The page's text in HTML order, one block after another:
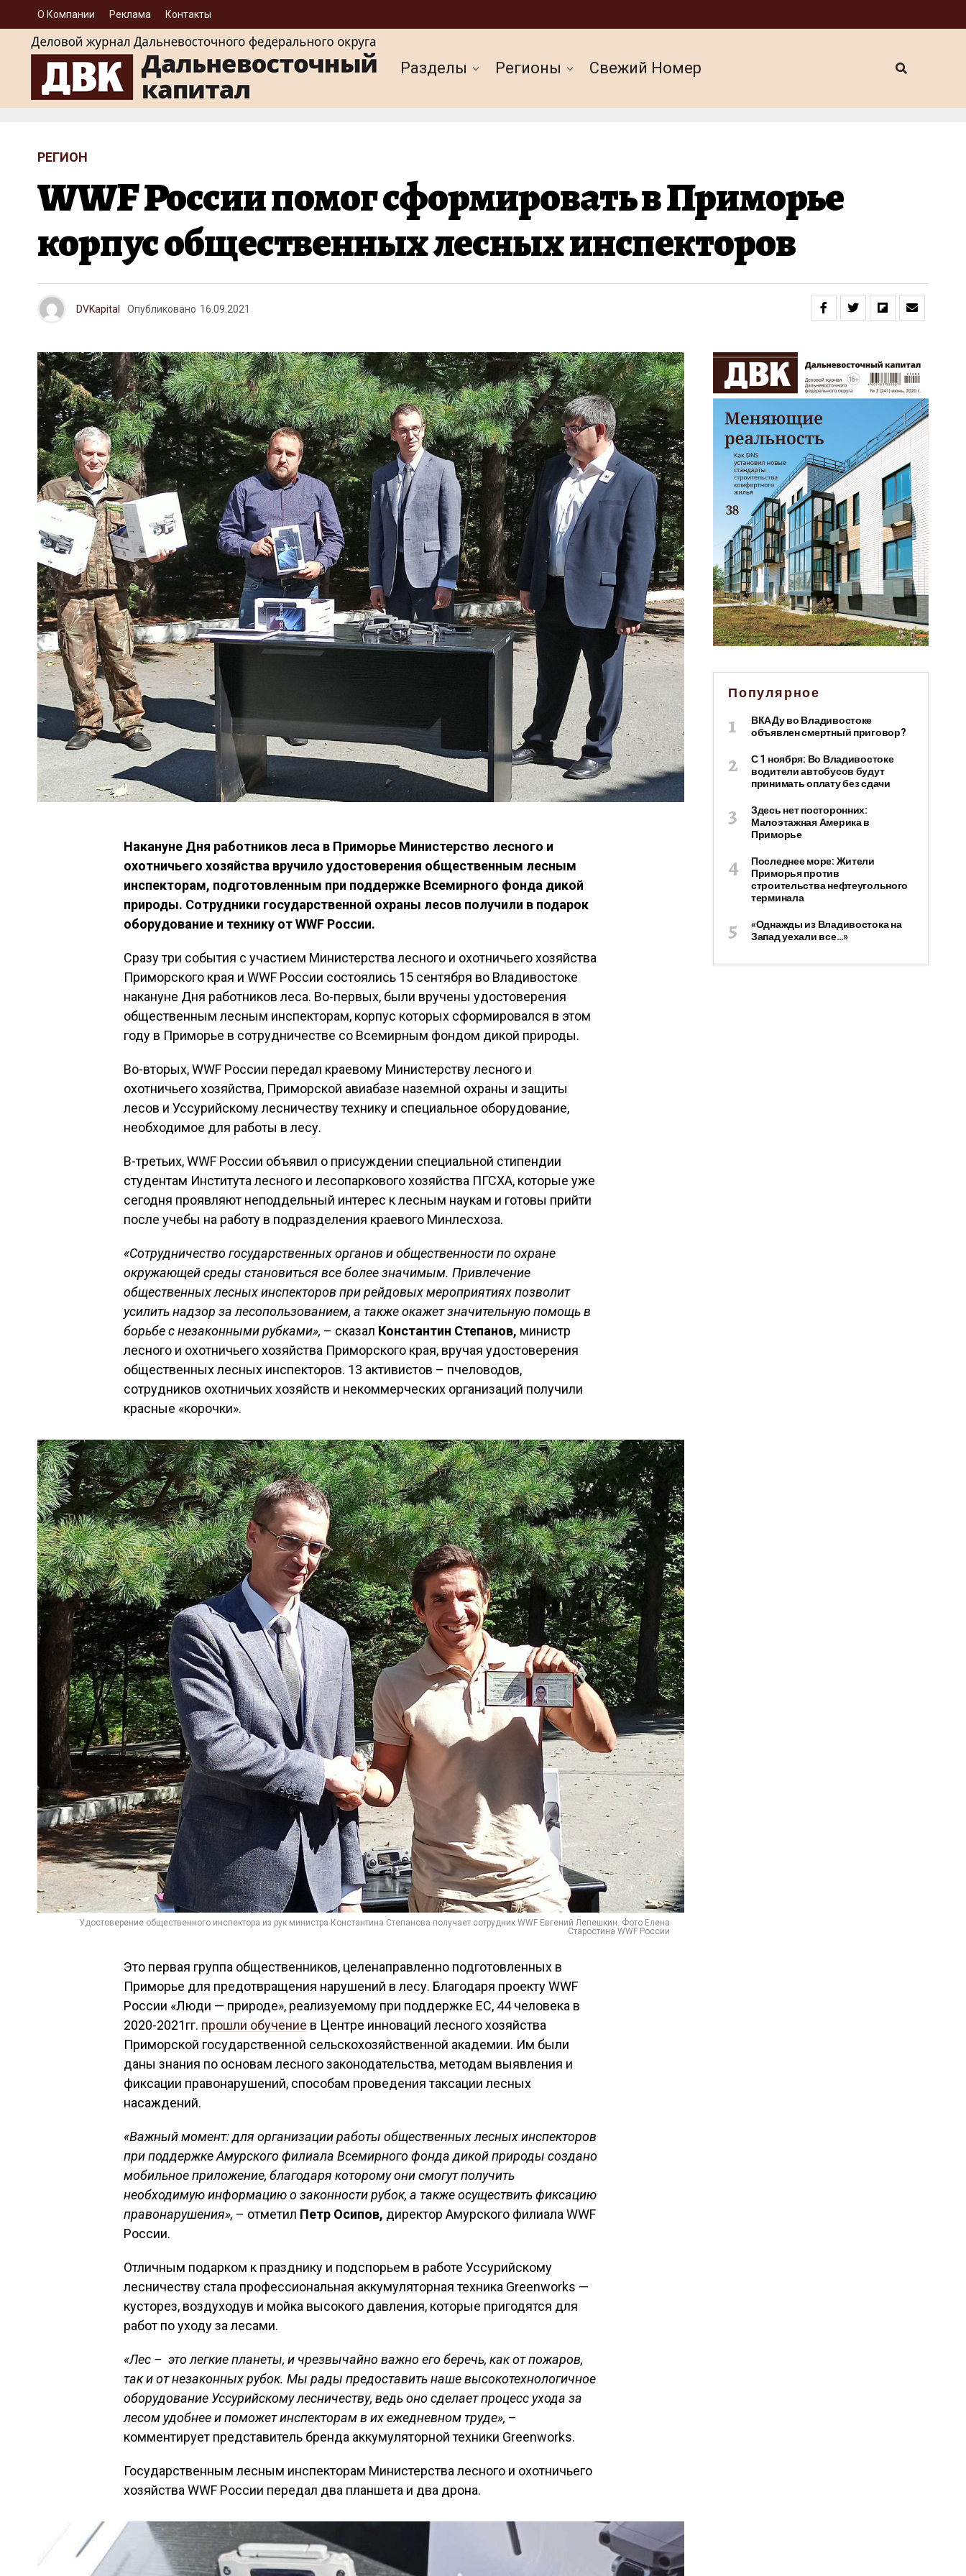
О Компании Реклама Контакты
Разделы Регионы Cвежий Номер
РЕГИОН
WWF России помог сформировать в Приморье
корпус общественных лесных инспекторов
DVKapital Опубликовано 16.09.2021
Накануне Дня работников леса в Приморье Министерство лесного и
охотничьего хозяйства вручило удостоверения общественным лесным
инспекторам, подготовленным при поддержке Всемирного фонда дикой
природы. Cотрудники государственной охраны лесов получили в подарок
оборудование и технику от WWF России.
Сразу три события с участием Министерства лесного и охотничьего хозяйства
Приморского края и WWF России состоялись 15 сентября во Владивостоке
накануне Дня работников леса. Во-первых, были вручены удостоверения
общественным лесным инспекторам, корпус которых сформировался в этом
году в Приморье в сотрудничестве со Всемирным фондом дикой природы.
Во-вторых, WWF России передал краевому Министерству лесного и
охотничьего хозяйства, Приморской авиабазе наземной охраны и защиты
лесов и Уссурийскому лесничеству технику и специальное оборудование,
необходимое для работы в лесу.
В-третьих, WWF России объявил о присуждении специальной стипендии
студентам Института лесного и лесопаркового хозяйства ПГСХА, которые уже
сегодня проявляют неподдельный интерес к лесным наукам и готовы прийти
после учебы на работу в подразделения краевого Минлесхоза.
«Сотрудничество государственных органов и общественности по охране
окружающей среды становиться все более значимым. Привлечение
общественных лесных инспекторов при рейдовых мероприятиях позволит
усилить надзор за лесопользованием, а также окажет значительную помощь в
борьбе с незаконными рубками», – сказал Константин Степанов, министр
лесного и охотничьего хозяйства Приморского края, вручая удостоверения
общественных лесных инспекторов. 13 активистов – пчеловодов,
сотрудников охотничьих хозяйств и некоммерческих организаций получили
красные «корочки».
Удостоверение общественного инспектора из рук министра Константина Степанова получает сотрудник WWF Евгений Лепешкин. Фото Елена
Старостина WWF России
Это первая группа общественников, целенаправленно подготовленных в
Приморье для предотвращения нарушений в лесу. Благодаря проекту WWF
России «Люди — природе», реализуемому при поддержке EC, 44 человека в
2020-2021гг. прошли обучение в Центре инноваций лесного хозяйства
Приморской государственной сельскохозяйственной академии. Им были
даны знания по основам лесного законодательства, методам выявления и
фиксации правонарушений, способам проведения таксации лесных
насаждений.
«Важный момент: для организации работы общественных лесных инспекторов
при поддержке Амурского филиала Всемирного фонда дикой природы создано
мобильное приложение, благодаря которому они смогут получить
необходимую информацию о законности рубок, а также осуществить фиксацию
правонарушения», – отметил Петр Осипов, директор Амурского филиала WWF
России.
Отличным подарком к празднику и подспорьем в работе Уссурийскому
лесничеству стала профессиональная аккумуляторная техника Greenworks —
кусторез, воздуходув и мойка высокого давления, которые пригодятся для
работ по уходу за лесами.
«Лес – это легкие планеты, и чрезвычайно важно его беречь, как от пожаров,
так и от незаконных рубок. Мы рады предоставить наше высокотехнологичное
оборудование Уссурийскому лесничеству, ведь оно сделает процесс ухода за
лесом удобнее и поможет инспекторам в их ежедневном труде», –
комментирует представитель бренда аккумуляторной техники Greenworks.
Государственным лесным инспекторам Министерства лесного и охотничьего
хозяйства WWF России передал два планшета и два дрона.
Популярное
ВКАДу во Владивостоке
объявлен смертный приговор?
С 1 ноября: Во Владивостоке
водители автобусов будут
принимать оплату без сдачи
Здесь нет посторонних:
Малоэтажная Америка в
Приморье
Последнее море: Жители
Приморья против
строительства нефтеугольного
терминала
«Однажды из Владивостока на
Запад уехали все…»